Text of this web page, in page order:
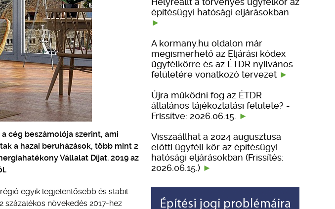
cég beszámolója szerint, ami
a hazai beruházások, több mint 2
Vállalat Díjat. 2019 az
egyik legjelentősebb és stabil
százalékos növekedés 2017-hez
építésügyi hatósági eljárásokban
A kormany.hu oldalon már
megismerhető az Eljárási kódex
ügyfélkörre és az ÉTDR nyilvános
felületére vonatkozó tervezet
Újra működni fog az ÉTDR
általános tájékoztatási felülete? -
Frissítve: 2026.06.15.
Visszaállhat a 2024 augusztusa
előtti ügyféli kör az építésügyi
hatósági eljárásokban (Frissítés:
2026.06.15.)